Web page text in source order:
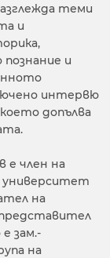
теми
и
и
интервю
допълва
е член на
университет
на
зам.-
на